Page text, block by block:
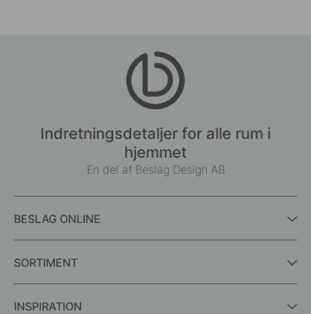
Indretningsdetaljer for alle rum i
hjemmet
En del af Beslag Design AB
BESLAG ONLINE
SORTIMENT
INSPIRATION